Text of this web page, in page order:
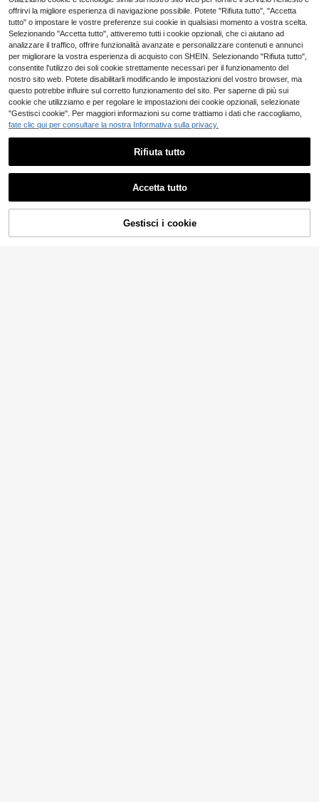
tage con motivi floreali e bordi bruci
ati, carta decorativa
3 .48€
AGGIUNGI AL CARRELLO
offrirvi la migliore esperienza di navigazione possibile. Potete "Rifiuta tutto", "Accetta
tutto" o impostare le vostre preferenze sui cookie in qualsiasi momento a vostra scelta.
Selezionando "Accetta tutto", attiveremo tutti i cookie opzionali, che ci aiutano ad
analizzare il traffico, offrire funzionalità avanzate e personalizzare contenuti e annunci
per migliorare la vostra esperienza di acquisto con SHEIN. Selezionando "Rifiuta tutto",
consentite l'utilizzo dei soli cookie strettamente necessari per il funzionamento del
nostro sito web. Potete disabilitarli modificando le impostazioni del vostro browser, ma
questo potrebbe influire sul corretto funzionamento del sito. Per saperne di più sui
cookie che utilizziamo e per regolare le impostazioni dei cookie opzionali, selezionate
"Gestisci cookie". Per maggiori informazioni su come trattiamo i dati che raccogliamo,
fate clic qui per consultare la nostra Informativa sulla privacy.
Rifiuta tutto
Accetta tutto
Gestisci i cookie